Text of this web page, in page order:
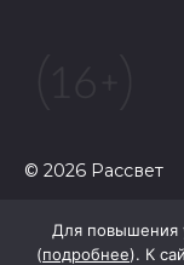
© 2026 Рассвет
Для повышения
(подробнее). К